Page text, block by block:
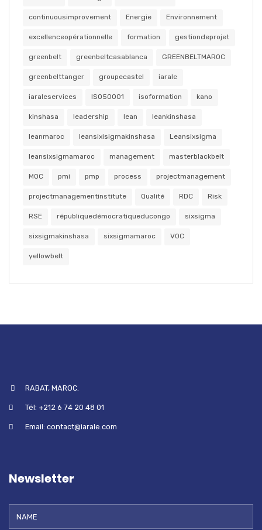
continuousimprovement Energie Environnement
excellenceopérationnelle formation gestiondeprojet
greenbelt greenbeltcasablanca GREENBELTMAROC
greenbelttanger groupecastel iarale
iaraleservices ISO50001 isoformation kano
kinshasa leadership lean leankinshasa
leanmaroc leansixisigmakinshasa Leansixsigma
leansixsigmamaroc management masterblackbelt
MOC pmi pmp process projectmanagement
projectmanagementinstitute Qualité RDC Risk
RSE républiquedémocratiqueducongo sixsigma
sixsigmakinshasa sixsigmamaroc VOC
yellowbelt
RABAT, MAROC.
Tél: +212 6 74 20 48 01
Email: contact@iarale.com
Newsletter